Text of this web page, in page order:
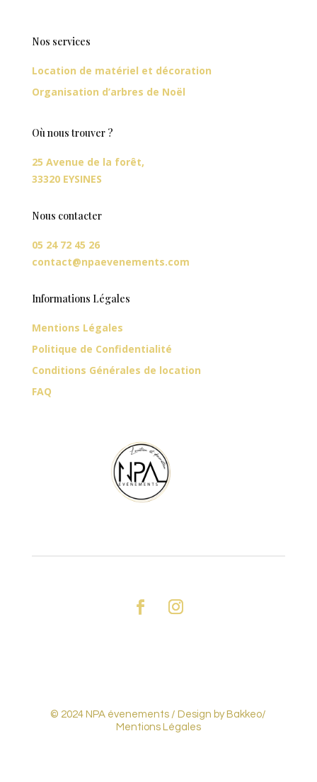
Nos services
Location de matériel et décoration
Organisation d’arbres de Noël
Où nous trouver ?
25 Avenue de la forêt,
33320 EYSINES
Nous contacter
05 24 72 45 26
contact@npaevenements.com
Informations Légales
Mentions Légales
Politique de Confidentialité
Conditions Générales de location
FAQ
© 2024 NPA évenements / Design by Bakkeo/
Mentions Légales